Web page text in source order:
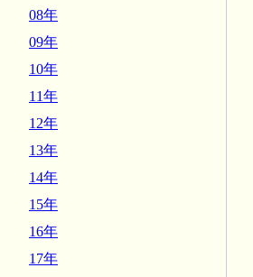
08年
09年
10年
11年
12年
13年
14年
15年
16年
17年